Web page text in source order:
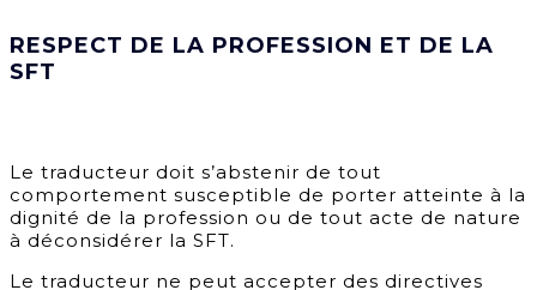
RESPECT DE LA PROFESSION ET DE LA
SFT
Le traducteur doit s’abstenir de tout
comportement susceptible de porter atteinte à la
dignité de la profession ou de tout acte de nature
à déconsidérer la SFT.
Le traducteur ne peut accepter des directives